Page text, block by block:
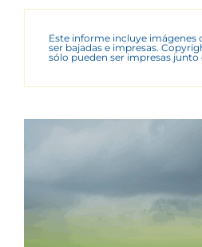
Este informe incluye imágenes
ser bajadas e impresas.
sólo pueden ser impresas